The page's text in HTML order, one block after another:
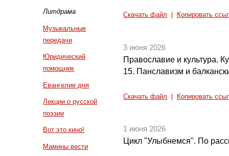
Литдрама
Музыкальные
передачи
Юридический
помощник
Евангелие дня
Лекции о русской
поэзии
Вот это кино!
Мамины вести
Скачать файл Копировать
3 июня 2026
Православие и культура.
15. Панславизм и
Скачать файл Копировать
1 июня 2026
Цикл "Улыбнемся". По